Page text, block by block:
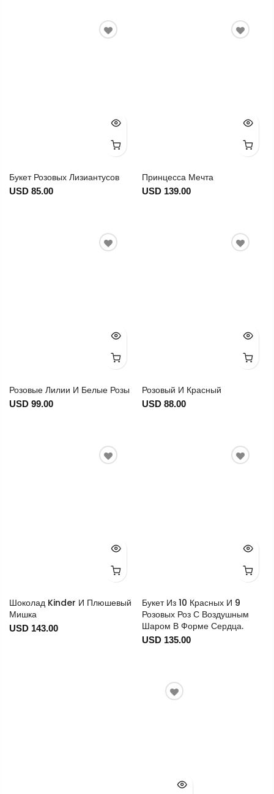
Букет Розовых Лизиантусов
USD 85.00
Принцесса Мечта
USD 139.00
Розовые Лилии И Белые Розы
USD 99.00
Розовый И Красный
USD 88.00
Шоколад Kinder И Плюшевый
Мишка
USD 143.00
Букет Из 10 Красных И 9
Розовых Роз С Воздушным
Шаром В Форме Сердца.
USD 135.00